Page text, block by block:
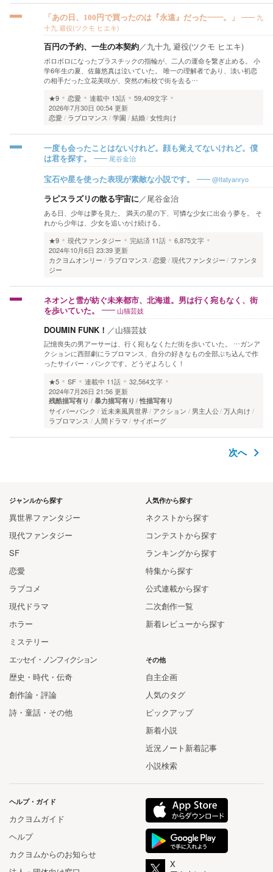
「あの日、100円で買ったのは『永遠』だった――。」
九
十九 避役(ツクモ ヒエキ)
百円の予約、一生の本契約／九十九 避役(ツクモ ヒエキ)
ボロボロになったプラスチックの指輪が、二人の運命を繋ぎ止める。 小
学6年生の夏、佐藤悠真は泣いていた。 唯一の理解者であり、淡い初恋
の相手だった立花美咲が、突然の転校で街を去る…
★9
恋愛 連載中 13話
59,409文字
2026年7月30日 00:54 更新
恋愛
ラブロマンス 学園 結婚 女性向け
一度も会ったことはないけれど。顔も覚えてないけれど。僕
は君を探す。
尾谷金治
宝石や星を使った表現が素敵な小説です。 @Itatyanryo
ラピスラズリの散る宇宙に／尾谷金治
ある日、少年は夢を見た。 満天の星の下、可憐な少女に出会う夢を。 そ
れから少年は、少女を追いかけ続ける。
★9
現代ファンタジー 完結済 11話
6,875文字
2024年10月6日 23:39 更新
カクヨムオンリー
ラブロマンス 恋愛 現代ファンタジー
ファンタ
ジー
ネオンと雪が紡ぐ未来都市、北海道。男は行く宛もなく、街
を歩いていた。
山猫芸妓
DOUMIN FUNK！ ／山猫芸妓
記憶喪失の男アーサーは、行く宛もなくただ街を歩いていた。 …ガンア
クションに西部劇にラブロマンス、自分の好きなもの全部ぶち込んで作
ったサイバー・パンクです。どうぞよろしく！
★5
SF 連載中 11話
32,564文字
2024年7月26日 21:56 更新
残酷描写有り 暴力描写有り 性描写有り
サイバーパンク 近未来風異世界 アクション 男主人公 万人向け
ラブロマンス
人間ドラマ サイボーグ
次へ
人気作から探す
ネクストから探す
コンテストから探す
ランキングから探す
特集から探す
公式連載から探す
二次創作一覧
新着レビューから探す
ジャンルから探す
異世界ファンタジー
現代ファンタジー
SF
恋愛
ラブコメ
現代ドラマ
ホラー
ミステリー
エッセイ・ノンフィクション
歴史・時代・伝奇
創作論・評論
詩・童話・その他
その他
自主企画
人気のタグ
ピックアップ
新着小説
近況ノート新着記事
小説検索
ヘルプ・ガイド
カクヨムガイド
ヘルプ
カクヨムからのお知らせ
X